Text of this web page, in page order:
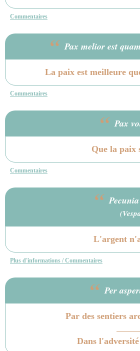
Commentaires
“ Pax melior est
La paix est meilleure
Commentaires
“ Pax
Que la paix
Commentaires
“ (
L'argent
Plus d'informations / Commentaires
“ Per
Par des sentiers
Dans